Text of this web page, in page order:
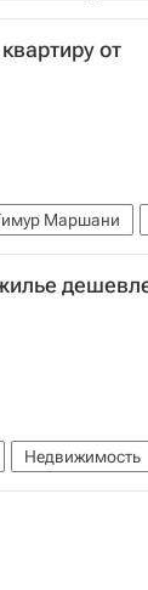
городского
от
Маршани
Недвижимость